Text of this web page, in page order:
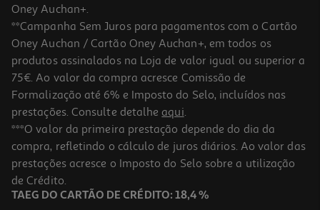
Oney Auchan+.
**Campanha Sem Juros para pagamentos com o Cartão
Oney Auchan / Cartão Oney Auchan+, em todos os
produtos assinalados na Loja de valor igual ou superior a
75€. Ao valor da compra acresce Comissão de
Formalização até 6% e Imposto do Selo, incluídos nas
prestações. Consulte detalhe aqui.
***O valor da primeira prestação depende do dia da
compra, refletindo o cálculo de juros diários. Ao valor das
prestações acresce o Imposto do Selo sobre a utilização
de Crédito.
TAEG DO CARTÃO DE CRÉDITO: 18,4 %